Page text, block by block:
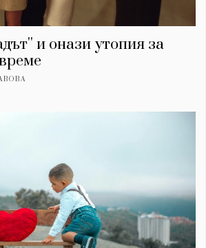
и онази утопия за
Условия за
ползване
За нас
Реклама
Политика за